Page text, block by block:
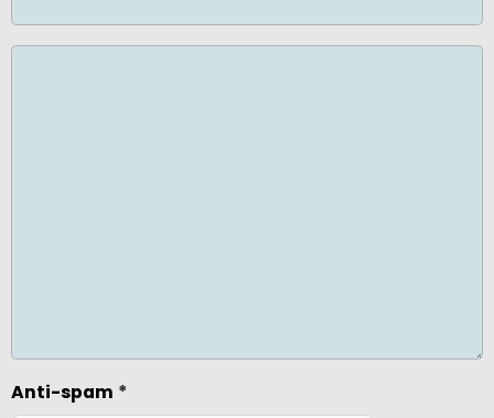
Anti-spam